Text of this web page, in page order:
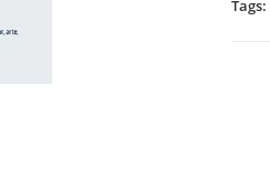
Tags: